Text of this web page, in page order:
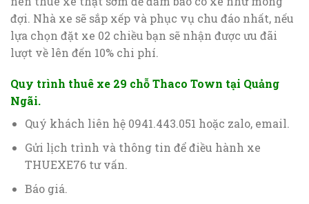
đợi. Nhà xe sẽ sắp xếp và phục vụ chu đáo nhất, nếu
lựa chọn đặt xe 02 chiều bạn sẽ nhận được ưu đãi
lượt về lên đến 10% chi phí.
Quy trình thuê xe 29 chỗ Thaco Town tại Quảng
Ngãi.
Quý khách liên hệ 0941.443.051 hoặc zalo, email.
Gửi lịch trình và thông tin để điều hành xe
THUEXE76 tư vấn.
Báo giá.